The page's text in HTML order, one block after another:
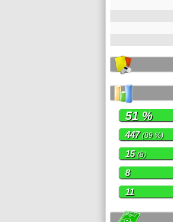
51 %
447(89 %)
15(8)
8
11